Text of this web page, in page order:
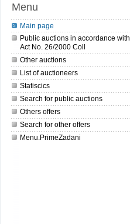
Menu
Main page
Public auctions in accordance with
Act No. 26/2000 Coll
Other auctions
List of auctioneers
Statiscics
Search for public auctions
Others offers
Search for other offers
Menu.PrimeZadani